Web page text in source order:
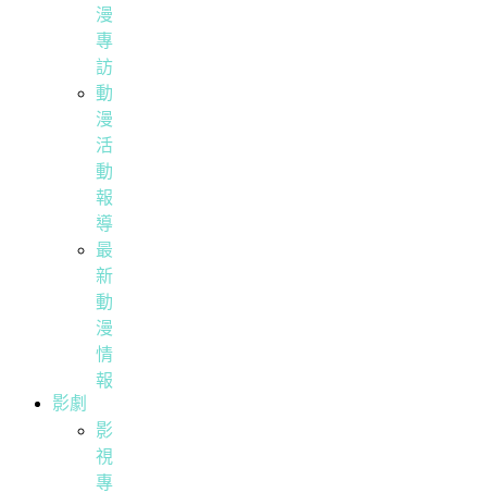
漫
專
訪
動
漫
活
動
報
導
最
新
動
漫
情
報
影劇
影
視
專